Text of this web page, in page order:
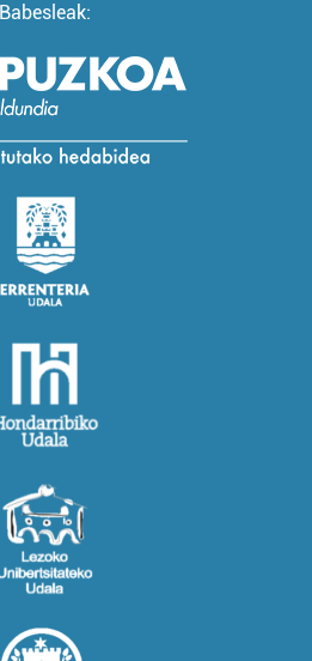
Babesleak: